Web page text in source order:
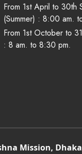
From 1st April to 30th
(Summer) : 8:00 am.
From 1st October to
: 8 am. to 8:30 pm.
Mission, Dhaka